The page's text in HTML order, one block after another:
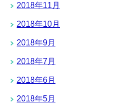
2018年11月
2018年10月
2018年9月
2018年7月
2018年6月
2018年5月